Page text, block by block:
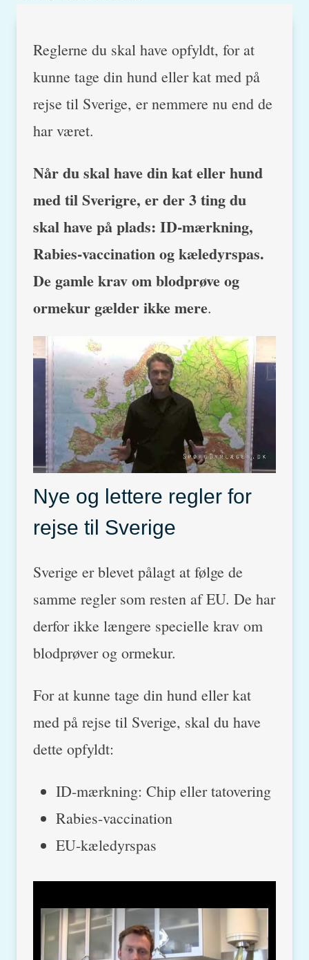
Reglerne du skal have opfyldt, for at
kunne tage din hund eller kat med på
rejse til Sverige, er nemmere nu end de
har været.
Når du skal have din kat eller hund
med til Sverigre, er der 3 ting du
skal have på plads: ID-mærkning,
Rabies-vaccination og kæledyrspas.
De gamle krav om blodprøve og
ormekur gælder ikke mere.
Nye og lettere regler for
rejse til Sverige
Sverige er blevet pålagt at følge de
samme regler som resten af EU. De har
derfor ikke længere specielle krav om
blodprøver og ormekur.
For at kunne tage din hund eller kat
med på rejse til Sverige, skal du have
dette opfyldt:
ID-mærkning: Chip eller tatovering
Rabies-vaccination
EU-kæledyrspas